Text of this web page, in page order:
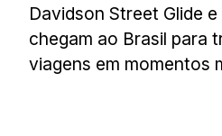
Davidson Street Glide e
chegam ao Brasil para
viagens em momentos